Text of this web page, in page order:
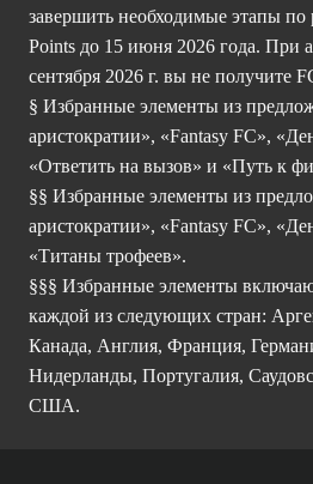
завершить необходимые этапы по
Points до 15 июня 2026 года. При
сентября 2026 г. вы не получите
§ Избранные элементы из
аристократии», «Fantasy FC»,
«Ответить на вызов» и «Путь к
§§ Избранные элементы из
аристократии», «Fantasy FC»,
«Титаны трофеев».
§§§ Избранные элементы
каждой из следующих стран:
Канада, Англия, Франция,
Нидерланды, Португалия,
США.